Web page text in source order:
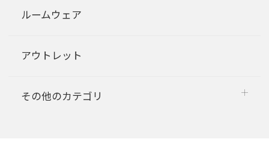
ルームウェア
アウトレット
その他のカテゴリ